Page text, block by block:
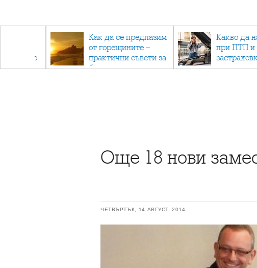
отново
Как да се предпазим
от горещините –
практични съвети за
безопасно лято
Какво да
при ПТП и
Още 18 нови
ЧЕТВЪРТЪК, 14 АВГУСТ, 2014